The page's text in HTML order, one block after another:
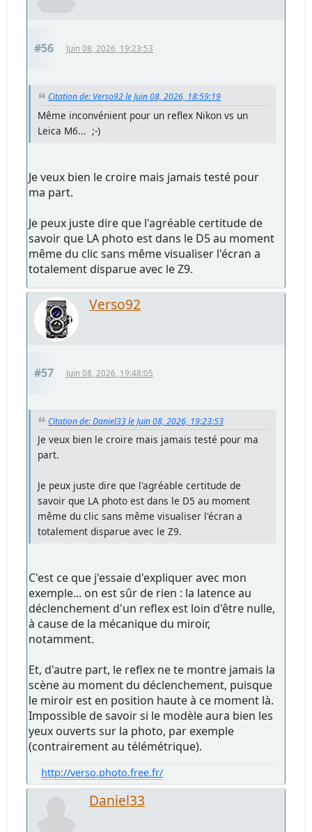
#56 Juin 08, 2026, 19:23:53
Citation de: Verso92 le Juin 08, 2026, 18:59:19
Même inconvénient pour un reflex Nikon vs un
Leica M6... ;-)
Je veux bien le croire mais jamais testé pour
ma part.
Je peux juste dire que l'agréable certitude de
savoir que LA photo est dans le D5 au moment
même du clic sans même visualiser l'écran a
totalement disparue avec le Z9.
Verso92
#57 Juin 08, 2026, 19:48:05
Citation de: Daniel33 le Juin 08, 2026, 19:23:53
Je veux bien le croire mais jamais testé pour ma
part.
Je peux juste dire que l'agréable certitude de
savoir que LA photo est dans le D5 au moment
même du clic sans même visualiser l'écran a
totalement disparue avec le Z9.
C'est ce que j'essaie d'expliquer avec mon
exemple... on est sûr de rien : la latence au
déclenchement d'un reflex est loin d'être nulle,
à cause de la mécanique du miroir,
notamment.
Et, d'autre part, le reflex ne te montre jamais la
scène au moment du déclenchement, puisque
le miroir est en position haute à ce moment là.
Impossible de savoir si le modèle aura bien les
yeux ouverts sur la photo, par exemple
(contrairement au télémétrique).
http://verso.photo.free.fr/
Daniel33